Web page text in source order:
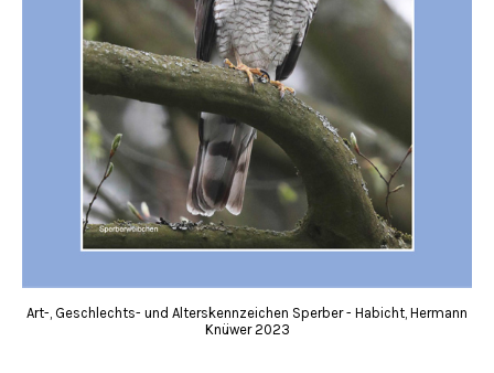
Art-, Geschlechts- und Alterskennzeichen Sperber - Habicht, Hermann
Knüwer 2023